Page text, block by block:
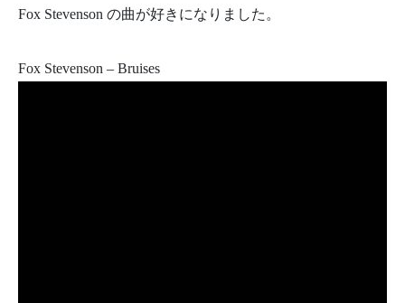
Fox Stevenson の曲が好きになりました。
Fox Stevenson – Bruises